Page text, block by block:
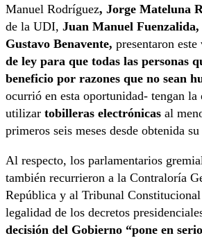
Manuel Rodríguez, Jorge Mateluna
de la UDI, Juan Manuel
Gustavo Benavente, presentaron
de ley para que todas las personas
beneficio por razones que no sean
ocurrió en esta oportunidad- tengan
utilizar tobilleras electrónicas al
primeros seis meses desde obtenida
Al respecto, los parlamentarios
también recurrieron a la Contraloría
República y al Tribunal
legalidad de los decretos
decisión del Gobierno “pone en